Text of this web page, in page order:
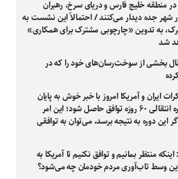
منطقه خلیج فارس و دریای سرخ، رهبران
شهر جده دیدار می‌کنند / احتمالاً این نشست به
به تدوین «چارچوبی مشترک برای همکاری»
شد
آمریکا انتقال بخشی از سوخت‌رسان‌های خود را که در
ایران و آمریکا امروز با خبر خوش به پایان
برسد/ مهم این است که بر سر یک دوره انتقالی ۶۰ روزه توافق حاصل شود؛ این امر
این دوره به نتیجه برسد، می‌توان به توافقی
منتظر بمانیم و توافق نکنیم تا آمریکا به
وسط تاب‌آوری مردم خودمان چه می‌شود؟